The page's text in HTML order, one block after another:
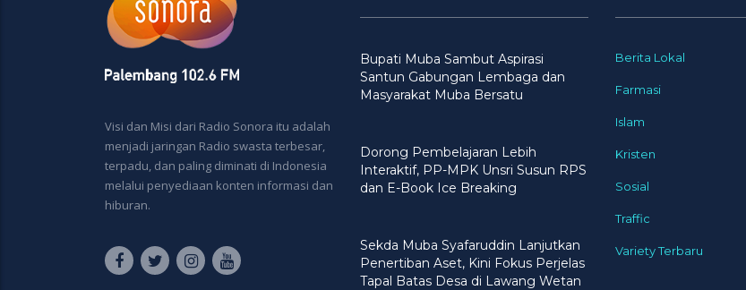
Visi dan Misi dari Radio Sonora itu adalah
menjadi jaringan Radio swasta terbesar,
terpadu, dan paling diminati di Indonesia
melalui penyediaan konten informasi dan
hiburan.
Bupati Muba Sambut Aspirasi
Santun Gabungan Lembaga dan
Masyarakat Muba Bersatu
Dorong Pembelajaran Lebih
Interaktif, PP-MPK Unsri Susun RPS
dan E-Book Ice Breaking
Sekda Muba Syafaruddin Lanjutkan
Penertiban Aset, Kini Fokus Perjelas
Tapal Batas Desa di Lawang Wetan
Berita Lokal
Farmasi
Islam
Kristen
Sosial
Traffic
Variety Terbaru